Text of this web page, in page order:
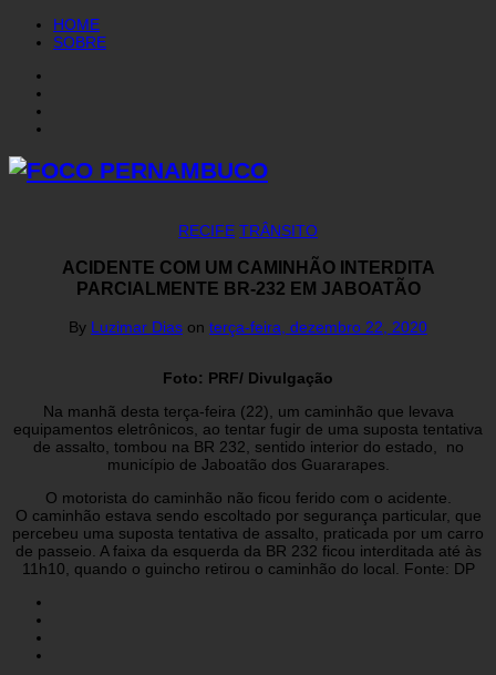
HOME
SOBRE
RECIFE TRÂNSITO
ACIDENTE COM UM CAMINHÃO INTERDITA
PARCIALMENTE BR-232 EM JABOATÃO
By Luzimar Dias on terça-feira, dezembro 22, 2020
Foto: PRF/ Divulgação
Na manhã desta terça-feira (22), um caminhão que levava
equipamentos eletrônicos, ao tentar fugir de uma suposta tentativa
de assalto, tombou na BR 232, sentido interior do estado, no
município de Jaboatão dos Guararapes.
O motorista do caminhão não ficou ferido com o acidente.
O caminhão estava sendo escoltado por segurança particular, que
percebeu uma suposta tentativa de assalto, praticada por um carro
de passeio. A faixa da esquerda da BR 232 ficou interditada até às
11h10, quando o guincho retirou o caminhão do local. Fonte: DP